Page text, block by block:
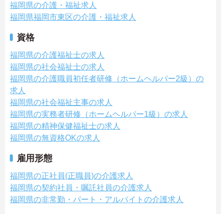
福岡県の介護・福祉求人
福岡県福岡市東区の介護・福祉求人
資格
福岡県の介護福祉士の求人
福岡県の社会福祉士の求人
福岡県の介護職員初任者研修（ホームヘルパー2級）の
求人
福岡県の社会福祉主事の求人
福岡県の実務者研修（ホームヘルパー1級）の求人
福岡県の精神保健福祉士の求人
福岡県の無資格OKの求人
雇用形態
福岡県の正社員(正職員)の介護求人
福岡県の契約社員・嘱託社員の介護求人
福岡県の非常勤・パート・アルバイトの介護求人